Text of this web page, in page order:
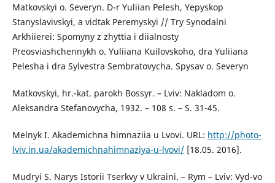
Matkovskyi o. Severyn. D-r Yuliian Pelesh, Yepyskop
Stanyslavivskyi, a vidtak Peremyskyi // Try Synodalni
Arkhiierei: Spomyny z zhyttia i diialnosty
Preosviashchennykh o. Yuliiana Kuilovskoho, dra Yuliiana
Pelesha i dra Sylvestra Sembratovycha. Spysav o. Severyn
Matkovskyi, hr.-kat. parokh Bossyr. – Lviv: Nakladom o.
Aleksandra Stefanovycha, 1932. – 108 s. – S. 31-45.
Melnyk I. Akademichna himnaziia u Lvovi. URL: http://photo-
lviv.in.ua/akademichnahimnaziya-u-lvovi/[18.05. 2016].
Mudryi S. Narys Istorii Tserkvy v Ukraini. – Rym – Lviv: Vyd-vo